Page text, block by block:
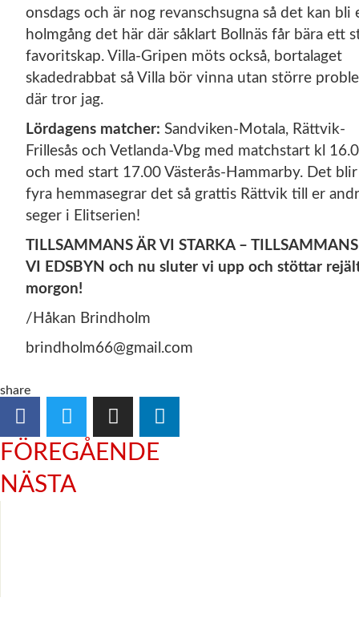
onsdags och är nog revanschsugna så det kan bli
holmgång det här där såklart Bollnäs får bära ett
favoritskap. Villa-Gripen möts också, bortalaget
skadedrabbat så Villa bör vinna utan större
där tror jag.
Lördagens matcher: Sandviken-Motala, Rättvik-
Frillesås och Vetlanda-Vbg med matchstart kl
och med start 17.00 Västerås-Hammarby. Det blir
fyra hemmasegrar det så grattis Rättvik till er
seger i Elitserien!
TILLSAMMANS ÄR VI STARKA –
VI EDSBYN och nu sluter vi upp och stöttar
morgon!
/Håkan Brindholm
brindholm66@gmail.com
share
FÖREGÅENDE
NÄSTA